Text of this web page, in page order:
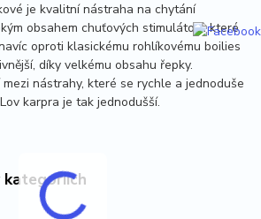
je kvalitní nástraha na chytání
obsahem chuťových stimulátorů které
oproti klasickému rohlíkovému boilies
díky velkému obsahu řepky.
nástrahy, které se rychle a jednoduše
karpra je tak jednodušší.
kategoriích